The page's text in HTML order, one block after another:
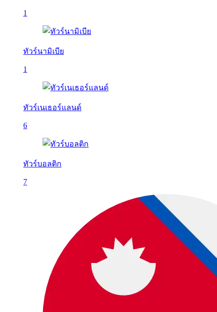
1
ทัวร์นามิเบีย
1
ทัวร์เนเธอร์แลนด์
6
ทัวร์บอลติก
7